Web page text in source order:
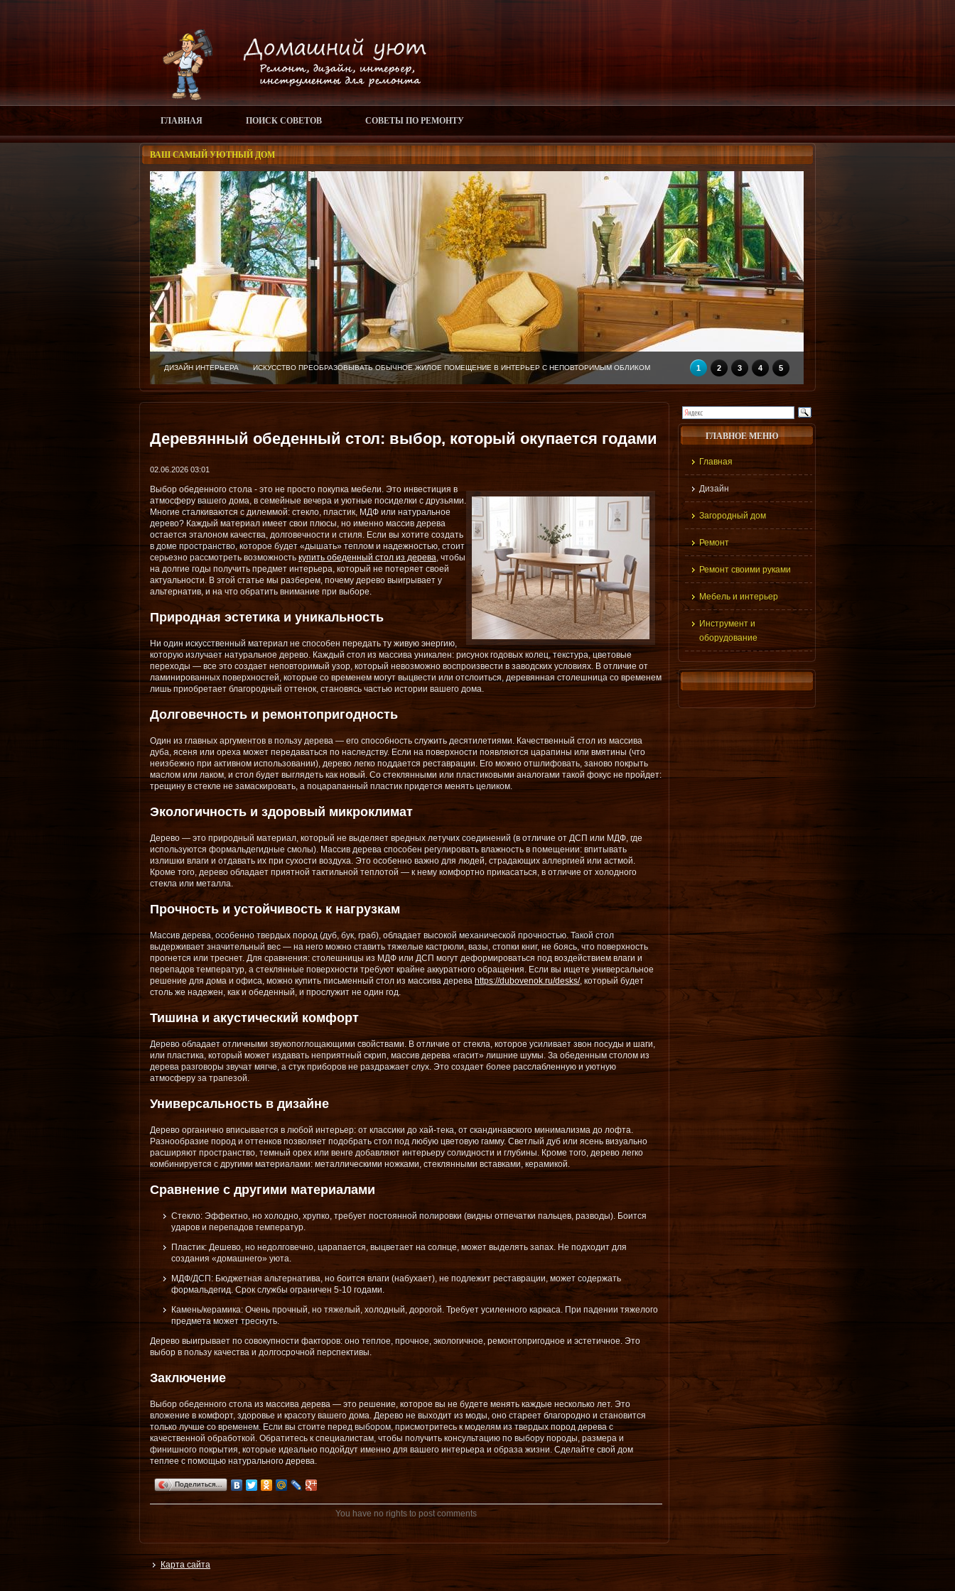
ГЛАВНАЯ ПОИСК СОВЕТОВ СОВЕТЫ ПО РЕМОНТУ
ВАШ САМЫЙ УЮТНЫЙ ДОМ
ДИЗАЙН ИНТЕРЬЕРА ИСКУССТВО ПРЕОБРАЗОВЫВАТЬ ОБЫЧНОЕ ЖИЛОЕ ПОМЕЩЕНИЕ В ИНТЕРЬЕР С НЕПОВТОРИМЫМ ОБЛИКОМ 1 2 3 4 5
Деревянный обеденный стол: выбор, который окупается годами
02.06.2026 03:01
Выбор обеденного стола - это не просто покупка мебели. Это инвестиция в
атмосферу вашего дома, в семейные вечера и уютные посиделки с друзьями.
Многие сталкиваются с дилеммой: стекло, пластик, МДФ или натуральное
дерево? Каждый материал имеет свои плюсы, но именно массив дерева
остается эталоном качества, долговечности и стиля. Если вы хотите создать
в доме пространство, которое будет «дышать» теплом и надежностью, стоит
серьезно рассмотреть возможность купить обеденный стол из дерева, чтобы
на долгие годы получить предмет интерьера, который не потеряет своей
актуальности. В этой статье мы разберем, почему дерево выигрывает у
альтернатив, и на что обратить внимание при выборе.
Природная эстетика и уникальность
Ни один искусственный материал не способен передать ту живую энергию,
которую излучает натуральное дерево. Каждый стол из массива уникален: рисунок годовых колец, текстура, цветовые
переходы — все это создает неповторимый узор, который невозможно воспроизвести в заводских условиях. В отличие от
ламинированных поверхностей, которые со временем могут выцвести или отслоиться, деревянная столешница со временем
лишь приобретает благородный оттенок, становясь частью истории вашего дома.
Долговечность и ремонтопригодность
Один из главных аргументов в пользу дерева — его способность служить десятилетиями. Качественный стол из массива
дуба, ясеня или ореха может передаваться по наследству. Если на поверхности появляются царапины или вмятины (что
неизбежно при активном использовании), дерево легко поддается реставрации. Его можно отшлифовать, заново покрыть
маслом или лаком, и стол будет выглядеть как новый. Со стеклянными или пластиковыми аналогами такой фокус не пройдет:
трещину в стекле не замаскировать, а поцарапанный пластик придется менять целиком.
Экологичность и здоровый микроклимат
Дерево — это природный материал, который не выделяет вредных летучих соединений (в отличие от ДСП или МДФ, где
используются формальдегидные смолы). Массив дерева способен регулировать влажность в помещении: впитывать
излишки влаги и отдавать их при сухости воздуха. Это особенно важно для людей, страдающих аллергией или астмой.
Кроме того, дерево обладает приятной тактильной теплотой — к нему комфортно прикасаться, в отличие от холодного
стекла или металла.
Прочность и устойчивость к нагрузкам
Массив дерева, особенно твердых пород (дуб, бук, граб), обладает высокой механической прочностью. Такой стол
выдерживает значительный вес — на него можно ставить тяжелые кастрюли, вазы, стопки книг, не боясь, что поверхность
прогнется или треснет. Для сравнения: столешницы из МДФ или ДСП могут деформироваться под воздействием влаги и
перепадов температур, а стеклянные поверхности требуют крайне аккуратного обращения. Если вы ищете универсальное
решение для дома и офиса, можно купить письменный стол из массива дерева https://dubovenok.ru/desks/, который будет
столь же надежен, как и обеденный, и прослужит не один год.
Тишина и акустический комфорт
Дерево обладает отличными звукопоглощающими свойствами. В отличие от стекла, которое усиливает звон посуды и шаги,
или пластика, который может издавать неприятный скрип, массив дерева «гасит» лишние шумы. За обеденным столом из
дерева разговоры звучат мягче, а стук приборов не раздражает слух. Это создает более расслабленную и уютную
атмосферу за трапезой.
Универсальность в дизайне
Дерево органично вписывается в любой интерьер: от классики до хай-тека, от скандинавского минимализма до лофта.
Разнообразие пород и оттенков позволяет подобрать стол под любую цветовую гамму. Светлый дуб или ясень визуально
расширяют пространство, темный орех или венге добавляют интерьеру солидности и глубины. Кроме того, дерево легко
комбинируется с другими материалами: металлическими ножками, стеклянными вставками, керамикой.
Сравнение с другими материалами
Стекло: Эффектно, но холодно, хрупко, требует постоянной полировки (видны отпечатки пальцев, разводы). Боится
ударов и перепадов температур.
Пластик: Дешево, но недолговечно, царапается, выцветает на солнце, может выделять запах. Не подходит для
создания «домашнего» уюта.
МДФ/ДСП: Бюджетная альтернатива, но боится влаги (набухает), не подлежит реставрации, может содержать
формальдегид. Срок службы ограничен 5-10 годами.
Камень/керамика: Очень прочный, но тяжелый, холодный, дорогой. Требует усиленного каркаса. При падении тяжелого
предмета может треснуть.
Дерево выигрывает по совокупности факторов: оно теплое, прочное, экологичное, ремонтопригодное и эстетичное. Это
выбор в пользу качества и долгосрочной перспективы.
Заключение
Выбор обеденного стола из массива дерева — это решение, которое вы не будете менять каждые несколько лет. Это
вложение в комфорт, здоровье и красоту вашего дома. Дерево не выходит из моды, оно стареет благородно и становится
только лучше со временем. Если вы стоите перед выбором, присмотритесь к моделям из твердых пород дерева с
качественной обработкой. Обратитесь к специалистам, чтобы получить консультацию по выбору породы, размера и
финишного покрытия, которые идеально подойдут именно для вашего интерьера и образа жизни. Сделайте свой дом
теплее с помощью натурального дерева.
Поделиться…
You have no rights to post comments
ГЛАВНОЕ МЕНЮ
Главная
Дизайн
Загородный дом
Ремонт
Ремонт своими руками
Мебель и интерьер
Инструмент и
оборудование
Карта сайта